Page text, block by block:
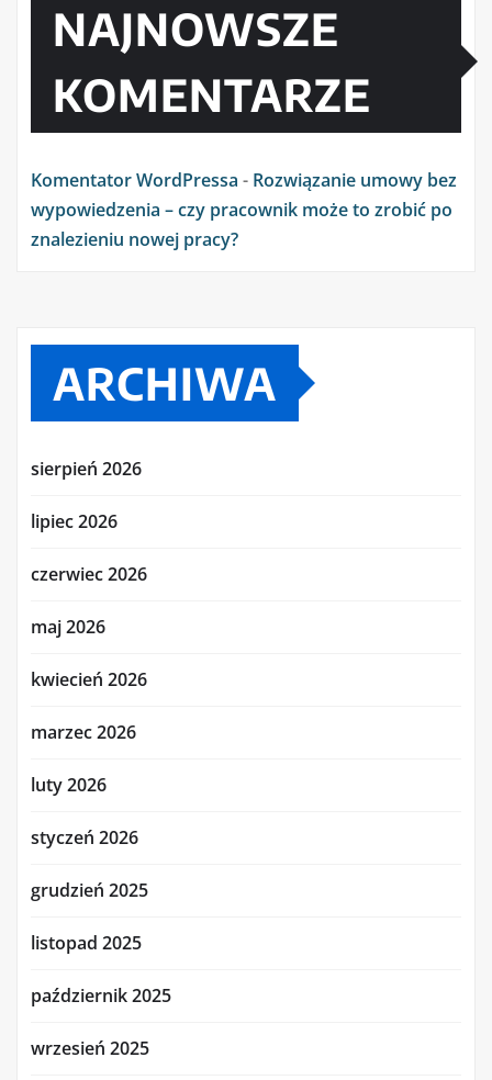
NAJNOWSZE
KOMENTARZE
Komentator WordPressa - Rozwiązanie umowy bez
wypowiedzenia – czy pracownik może to zrobić po
znalezieniu nowej pracy?
ARCHIWA
sierpień 2026
lipiec 2026
czerwiec 2026
maj 2026
kwiecień 2026
marzec 2026
luty 2026
styczeń 2026
grudzień 2025
listopad 2025
październik 2025
wrzesień 2025